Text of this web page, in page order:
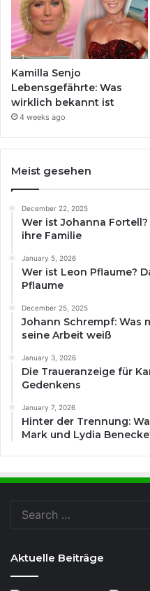
Kamilla Senjo
Lebensgefährte: Was
wirklich bekannt ist
4 weeks ago
Meist gesehen
December 22, 2025
Wer ist Johanna
ihre Familie
January 5, 2026
Wer ist Leon Pflaume?
Pflaume
December 25, 2025
Johann Schrempf: Was
seine Arbeit weiß
January 3, 2026
Die Traueranzeige für
Gedenkens
January 7, 2026
Hinter der Trennung:
Mark und Lydia
Aktuelle Beiträge